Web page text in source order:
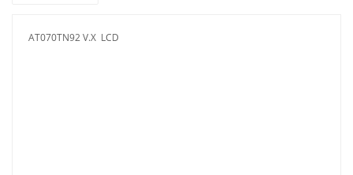
AT070TN92 V.X LCD